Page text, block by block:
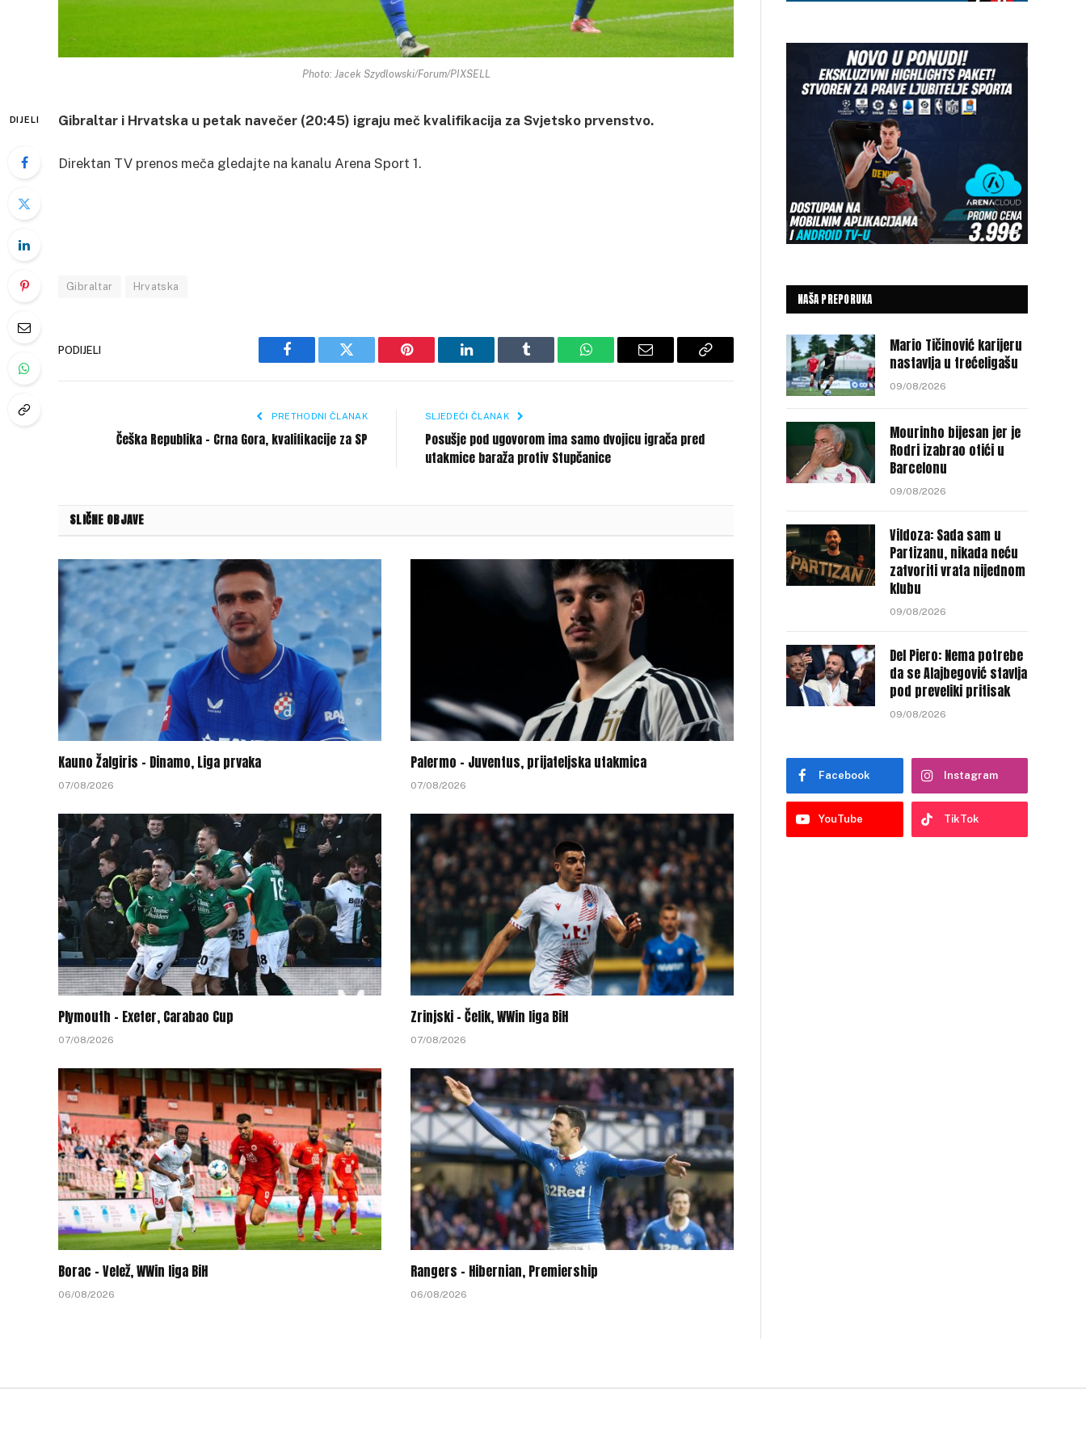
Photo: Jacek Szydlowski/Forum/PIXSELL
DIJELI Gibraltar i Hrvatska u petak navečer (20:45) igraju meč kvalifikacija za Svjetsko prvenstvo.
Direktan TV prenos meča gledajte na kanalu Arena Sport 1.
Gibraltar Hrvatska
PODIJELI
Facebook Twitter Pinterest LinkedIn Tumblr WhatsAppEmail
Copy
PRETHODNI ČLANAK
Češka Republika – Crna Gora, kvalifikacije za SP
SLJEDEĆI ČLANAK
Posušje pod ugovorom ima samo dvojicu igrača pred
utakmice baraža protiv Stupčanice
SLIČNE OBJAVE
Kauno Žalgiris – Dinamo, Liga prvaka
07/08/2026
Palermo – Juventus, prijateljska utakmica
07/08/2026
Plymouth – Exeter, Carabao Cup
07/08/2026
Zrinjski – Čelik, WWin liga BiH
07/08/2026
Borac – Velež, WWin liga BiH
06/08/2026
Rangers – Hibernian, Premiership
06/08/2026
NAŠA PREPORUKA
Mario Tičinović karijeru
nastavlja u trećeligašu
09/08/2026
Mourinho bijesan jer je
Rodri izabrao otići u
Barcelonu
09/08/2026
Vildoza: Sada sam u
Partizanu, nikada neću
zatvoriti vrata nijednom
klubu
09/08/2026
Del Piero: Nema potrebe
da se Alajbegović stavlja
pod preveliki pritisak
09/08/2026
Facebook Instagram
YouTube TikTok